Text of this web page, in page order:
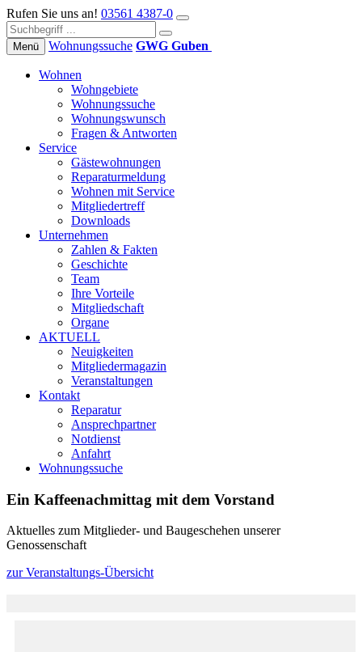
Rufen Sie uns an! 03561 4387-0
Menü Wohnungs­suche GWG Guben
Wohnen
Wohngebiete
Wohnungssuche
Wohnungswunsch
Fragen & Antworten
Service
Gästewohnungen
Reparaturmeldung
Wohnen mit Service
Mitgliedertreff
Downloads
Unternehmen
Zahlen & Fakten
Geschichte
Team
Ihre Vorteile
Mitgliedschaft
Organe
AKTUELL
Neuigkeiten
Mitgliedermagazin
Veranstaltungen
Kontakt
Reparatur
Ansprechpartner
Notdienst
Anfahrt
Wohnungssuche
Ein Kaffeenachmittag mit dem Vorstand
Aktuelles zum Mitglieder- und Baugeschehen unserer
Genossenschaft
zur Veranstaltungs-Übersicht